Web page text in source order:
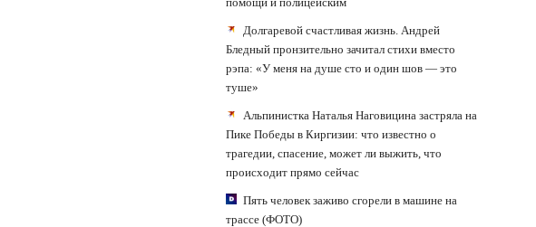
Долгаревой счастливая жизнь. Андрей
Бледный пронзительно зачитал стихи вместо
рэпа: «У меня на душе сто и один шов — это
туше»
Альпинистка Наталья Наговицина застряла на
Пике Победы в Киргизии: что известно о
трагедии, спасение, может ли выжить, что
происходит прямо сейчас
Пять человек заживо сгорели в машине на
трассе (ФОТО)